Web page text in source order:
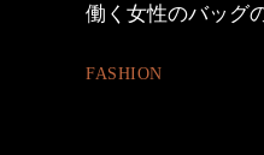
働く女性のバッグ
FASHION